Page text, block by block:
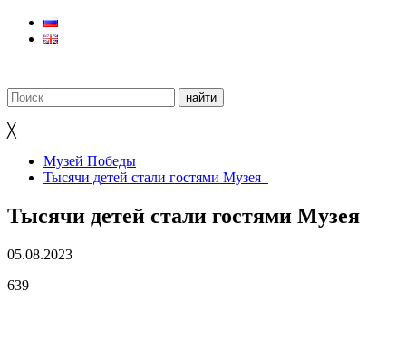
╳
Музей Победы
Тысячи детей стали гостями Музея
Тысячи детей стали гостями Музея
05.08.2023
639